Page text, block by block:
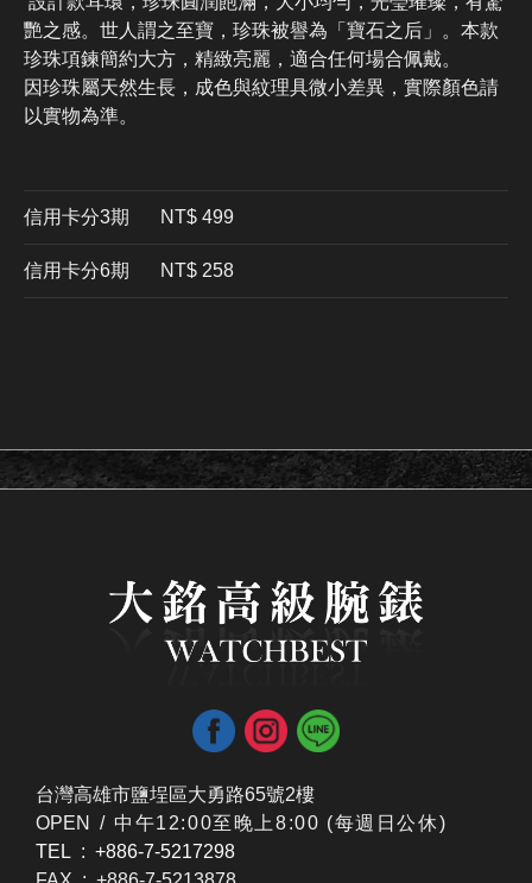
艷之感。世人謂之至寶，珍珠被譽為「寶石之后」。本款
珍珠項鍊簡約大方，精緻亮麗，適合任何場合佩戴。
因珍珠屬天然生長，成色與紋理具微小差異，實際顏色請
以實物為準。
信用卡分3期 ​NT$ 499
信用卡分6期 NT$ 258
台灣高雄市鹽埕區大勇路65號2樓
OPEN / ​中午12:00至晚上8:00 (每週日公休)
TEL : +886-7-5217298